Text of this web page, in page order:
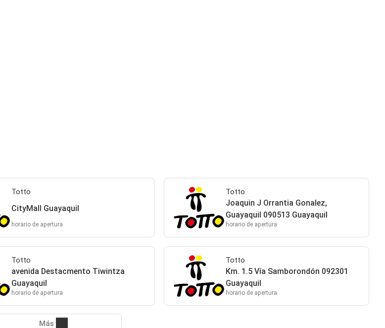
Totto
CityMall Guayaquil
horario de apertura
Totto
Joaquin J Orrantia Gonalez,
Guayaquil 090513 Guayaquil
horario de apertura
Totto
avenida Destacmento Tiwintza
Guayaquil
horario de apertura
Totto
Km. 1.5 Vía Samborondón 092301
Guayaquil
horario de apertura
Más